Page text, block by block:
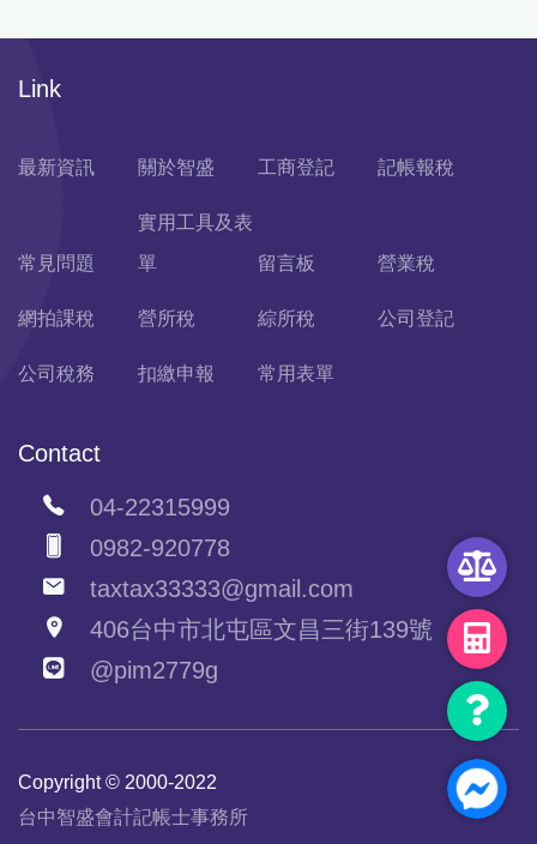
Link
最新資訊 關於智盛 工商登記 記帳報稅
常見問題
實用工具及表
單
留言板 營業稅
網拍課稅 營所稅 綜所稅 公司登記
公司稅務 扣繳申報 常用表單
Contact
04-22315999
0982-920778
taxtax33333@gmail.com
406台中市北屯區文昌三街139號
@pim2779g
Copyright © 2000-2022
台中智盛會計記帳士事務所